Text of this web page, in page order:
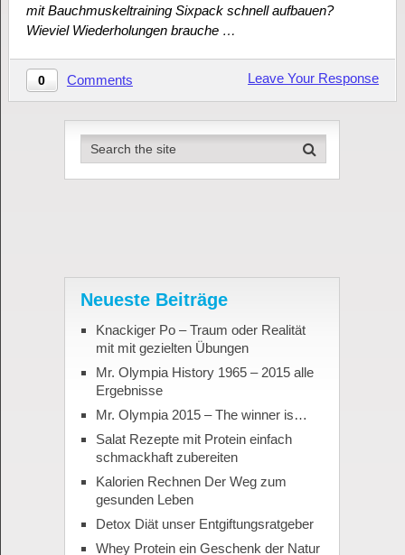
mit Bauchmuskeltraining Sixpack schnell aufbauen?
Wieviel Wiederholungen brauche …
0 Comments Leave Your Response
Neueste Beiträge
Knackiger Po – Traum oder Realität
mit mit gezielten Übungen
Mr. Olympia History 1965 – 2015 alle
Ergebnisse
Mr. Olympia 2015 – The winner is…
Salat Rezepte mit Protein einfach
schmackhaft zubereiten
Kalorien Rechnen Der Weg zum
gesunden Leben
Detox Diät unser Entgiftungsratgeber
Whey Protein ein Geschenk der Natur